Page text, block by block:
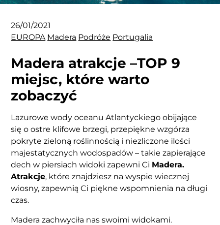
26/01/2021
EUROPA Madera Podróże Portugalia
Madera atrakcje –TOP 9
miejsc, które warto
zobaczyć
Lazurowe wody oceanu Atlantyckiego obijające
się o ostre klifowe brzegi, przepiękne wzgórza
pokryte zieloną roślinnością i niezliczone ilości
majestatycznych wodospadów – takie zapierające
dech w piersiach widoki zapewni Ci Madera.
Atrakcje, które znajdziesz na wyspie wiecznej
wiosny, zapewnią Ci piękne wspomnienia na długi
czas.
Madera zachwyciła nas swoimi widokami.